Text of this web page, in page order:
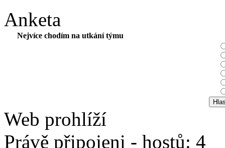
Anketa
Nejvíce chodím na utkání týmu
Web prohlíží
Právě připojeni - hostů: 4